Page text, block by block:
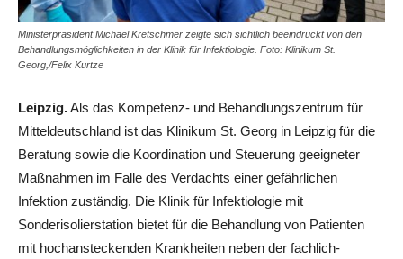
Ministerpräsident Michael Kretschmer zeigte sich sichtlich beeindruckt von den
Behandlungsmöglichkeiten in der Klinik für Infektiologie. Foto: Klinikum St.
Georg,/Felix Kurtze
Leipzig.Als das Kompetenz- und Behandlungszentrum für
Mitteldeutschland ist das Klinikum St. Georg in Leipzig für die
Beratung sowie die Koordination und Steuerung geeigneter
Maßnahmen im Falle des Verdachts einer gefährlichen
Infektion zuständig. Die Klinik für Infektiologie mit
Sonderisolierstation bietet für die Behandlung von Patienten
mit hochansteckenden Krankheiten neben der fachlich-